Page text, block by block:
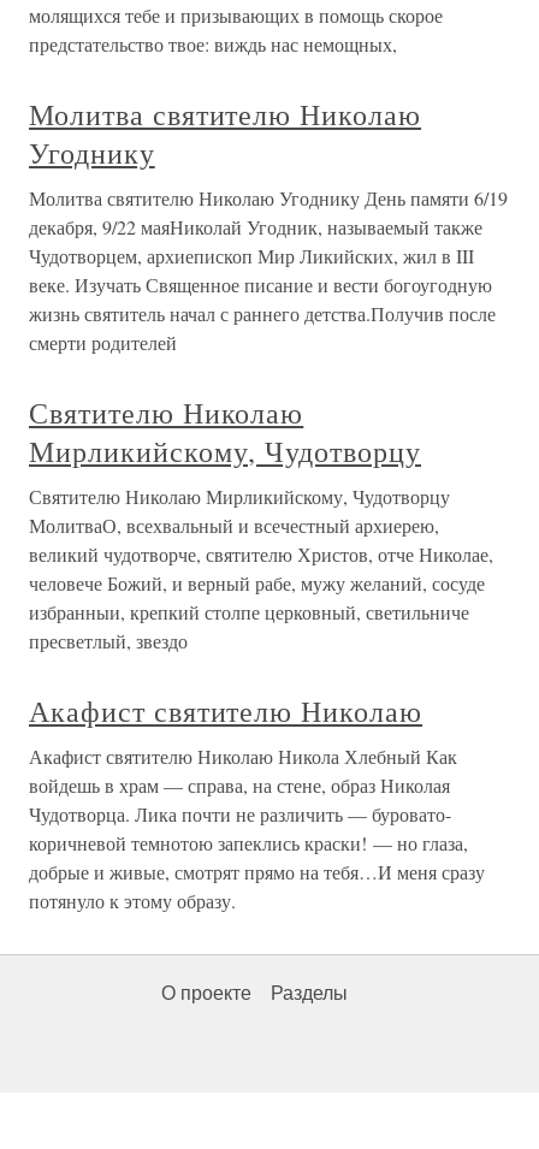
молящихся тебе и призывающих в помощь скорое
предстательство твое: виждь нас немощных,
Молитва святителю Николаю
Угоднику
Молитва святителю Николаю Угоднику День памяти 6/19
декабря, 9/22 маяНиколай Угодник, называемый также
Чудотворцем, архиепископ Мир Ликийских, жил в III
веке. Изучать Священное писание и вести богоугодную
жизнь святитель начал с раннего детства.Получив после
смерти родителей
Святителю Николаю
Мирликийскому, Чудотворцу
Святителю Николаю Мирликийскому, Чудотворцу
МолитваО, всехвальный и всечестный архиерею,
великий чудотворче, святителю Христов, отче Николае,
человече Божий, и верный рабе, мужу желаний, сосуде
избранныи, крепкий столпе церковный, светильниче
пресветлый, звездо
Акафист святителю Николаю
Акафист святителю Николаю Никола Хлебный Как
войдешь в храм — справа, на стене, образ Николая
Чудотворца. Лика почти не различить — буровато-
коричневой темнотою запеклись краски! — но глаза,
добрые и живые, смотрят прямо на тебя…И меня сразу
потянуло к этому образу.
О проекте Разделы